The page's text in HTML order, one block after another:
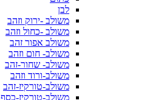
לבן
משולב -ירוק וזהב
משולב -כחול וזהב
משולב אפור זהב
משולב- חום וזהב
משולב- שחור-זהב
משולב-ורוד וזהב
משולב-טורקיז-זהב
משולב-טורקיז-כסף